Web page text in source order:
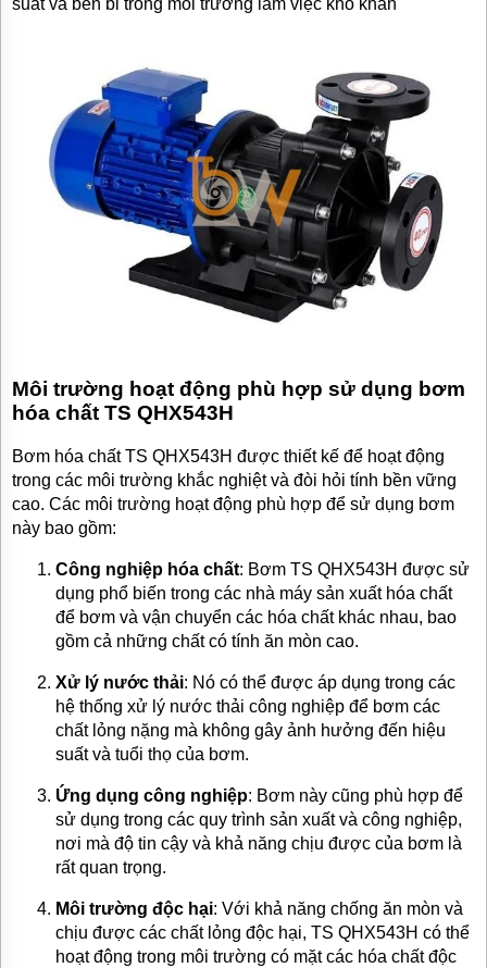
suất và bền bỉ trong môi trường làm việc khó khăn
Môi trường hoạt động phù hợp sử dụng bơm
hóa chất TS QHX543H
Bơm hóa chất TS QHX543H được thiết kế để hoạt động
trong các môi trường khắc nghiệt và đòi hỏi tính bền vững
cao. Các môi trường hoạt động phù hợp để sử dụng bơm
này bao gồm:
Công nghiệp hóa chất: Bơm TS QHX543H được sử
dụng phổ biến trong các nhà máy sản xuất hóa chất
để bơm và vận chuyển các hóa chất khác nhau, bao
gồm cả những chất có tính ăn mòn cao.
Xử lý nước thải: Nó có thể được áp dụng trong các
hệ thống xử lý nước thải công nghiệp để bơm các
chất lỏng nặng mà không gây ảnh hưởng đến hiệu
suất và tuổi thọ của bơm.
Ứng dụng công nghiệp: Bơm này cũng phù hợp để
sử dụng trong các quy trình sản xuất và công nghiệp,
nơi mà độ tin cậy và khả năng chịu được của bơm là
rất quan trọng.
Môi trường độc hại: Với khả năng chống ăn mòn và
chịu được các chất lỏng độc hại, TS QHX543H có thể
hoạt động trong môi trường có mặt các hóa chất độc